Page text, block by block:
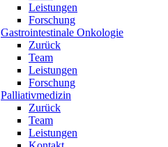
Leistungen
Forschung
Gastrointestinale Onkologie
Zurück
Team
Leistungen
Forschung
Palliativmedizin
Zurück
Team
Leistungen